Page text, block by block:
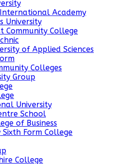
Academy
University
Community College
of Applied Sciences
Colleges
Group
University
School
of Business
Sixth Form College
College